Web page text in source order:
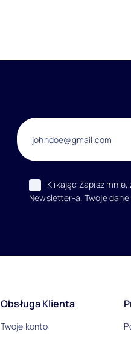
Klikając Zapisz
Newsletter-a. Twoje
Obsługa Klienta
Twoje konto